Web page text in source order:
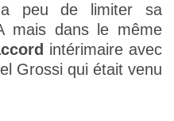
peu de limiter sa
mais dans le même
intérimaire avec
Grossi qui était venu